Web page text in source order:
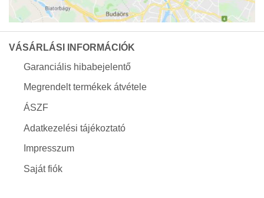
VÁSÁRLÁSI INFORMÁCIÓK
Garanciális hibabejelentő
Megrendelt termékek átvétele
ÁSZF
Adatkezelési tájékoztató
Impresszum
Saját fiók